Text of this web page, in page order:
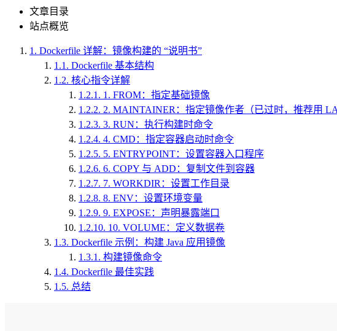
文章目录
站点概览
1. Dockerfile 详解：镜像构建的 “说明书”
1.1. Dockerfile 基本结构
1.2. 核心指令详解
1.2.1. 1. FROM：指定基础镜像
1.2.2. 2. MAINTAINER：指定镜像作者（已过时，推荐用
1.2.3. 3. RUN：执行构建时命令
1.2.4. 4. CMD：指定容器启动时命令
1.2.5. 5. ENTRYPOINT：设置容器入口程序
1.2.6. 6. COPY 与 ADD：复制文件到容器
1.2.7. 7. WORKDIR：设置工作目录
1.2.8. 8. ENV：设置环境变量
1.2.9. 9. EXPOSE：声明暴露端口
1.2.10. 10. VOLUME：定义数据卷
1.3. Dockerfile 示例：构建 Java 应用镜像
1.3.1. 构建镜像命令
1.4. Dockerfile 最佳实践
1.5. 总结